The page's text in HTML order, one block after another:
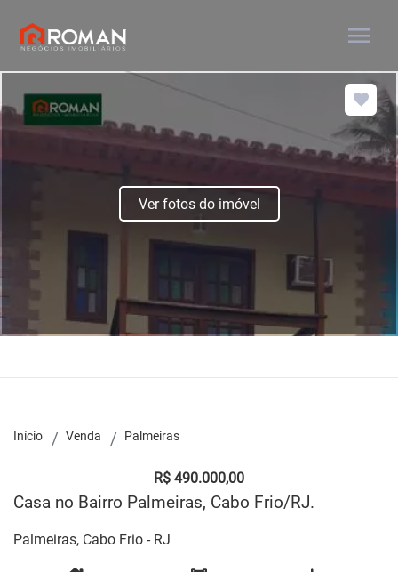
menu
Ver fotos do imóvel
Início Venda Palmeiras
R$ 490.000,00
Casa no Bairro Palmeiras, Cabo Frio/RJ.
Palmeiras, Cabo Frio - RJ